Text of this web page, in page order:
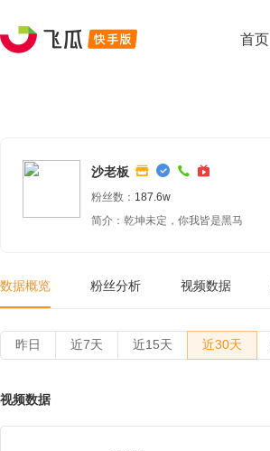
首页
沙老板
粉丝数： 187.6w
简介：乾坤未定，你我皆是黑马
数据概览 粉丝分析 视频数据
昨日 近7天 近15天 近30天
视频数据